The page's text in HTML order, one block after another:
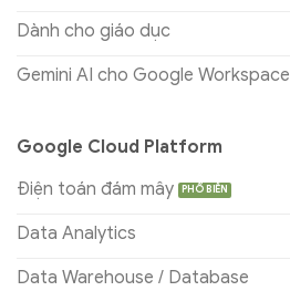
Dành cho giáo dục
Gemini AI cho Google Workspace
Google Cloud Platform
Điện toán đám mây
Data Analytics
Data Warehouse / Database